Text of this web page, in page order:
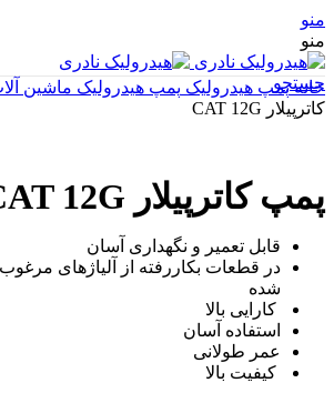
منو
منو
جستجو
خانهپمپ هیدرولیک پمپ هیدرولیک ماشین
کاترپیلار CAT 12G
پمپ کاترپیلار CAT 12G
قابل تعمیر و نگهداری آسان
در قطعات بکاررفته از آلیاژهای
شده
کارایی بالا
استفاده آسان
عمر طولانی
کیفیت بالا